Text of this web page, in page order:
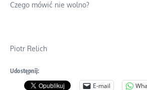
Czego mówić nie wolno?
Piotr Relich
Udostępnij:
E-mail